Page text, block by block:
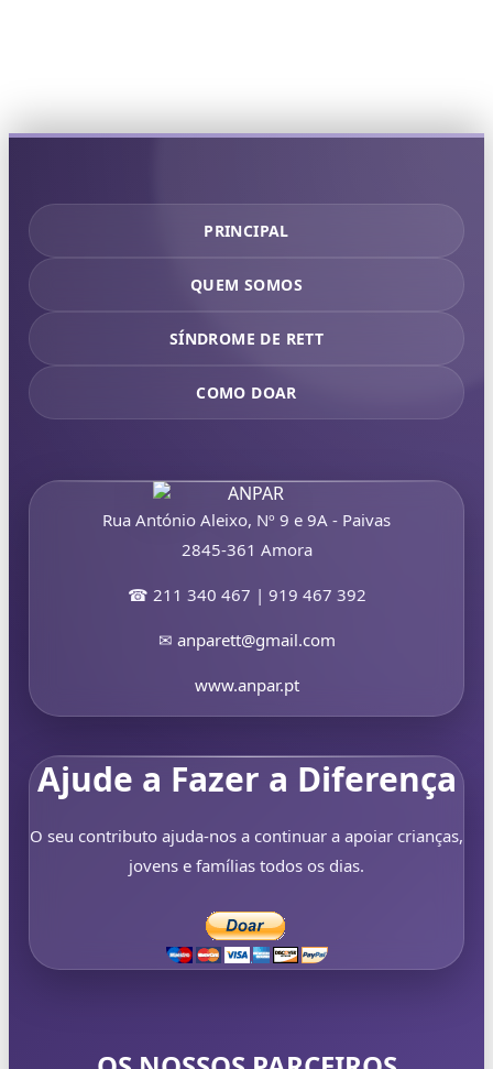
PRINCIPAL
QUEM SOMOS
SÍNDROME DE RETT
COMO DOAR
Rua António Aleixo, Nº 9 e 9A - Paivas
2845-361 Amora
☎ 211 340 467 | 919 467 392
✉ anparett@gmail.com
www.anpar.pt
Ajude a Fazer a Diferença
O seu contributo ajuda-nos a continuar a apoiar crianças,
jovens e famílias todos os dias.